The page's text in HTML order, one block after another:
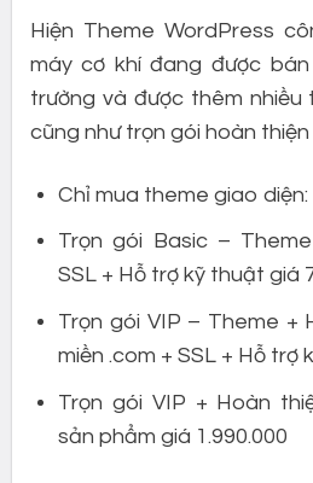
Hiện Theme WordPress
máy cơ khí đang được
trường và được thêm nhiều
cũng như trọn gói hoàn
Chỉ mua theme giao diện:
Trọn gói Basic –
SSL + Hỗ trợ kỹ thuật giá
Trọn gói VIP – Theme +
miền .com + SSL + Hỗ trợ
Trọn gói VIP + Hoàn
sản phẩm giá 1.990.000